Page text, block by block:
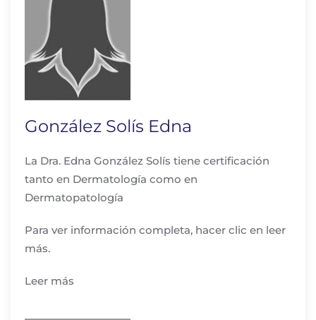
González Solís Edna
La Dra. Edna González Solís tiene certificación
tanto en Dermatología como en
Dermatopatología
Para ver información completa, hacer clic en leer
más.
Leer más